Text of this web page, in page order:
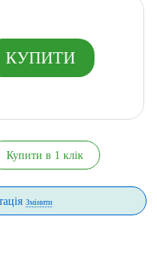
Змінити